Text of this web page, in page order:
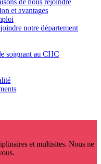
de nous rejoindre
et avantages
notre département
soignant au CHC
et multisites. Nous ne